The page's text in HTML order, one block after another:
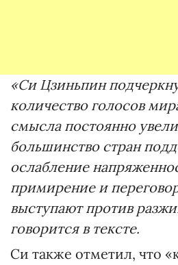
«Си Цзиньпин
количество голосов
смысла постоянно
большинство стран
ослабление
примирение и
выступают против
говорится в тексте.
Си также отметил, что